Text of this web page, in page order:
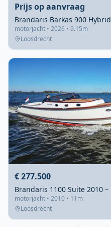
Prijs op aanvraag
Brandaris Barkas 900 Hybrid
motorjacht • 2026 • 9.15m
Loosdrecht
€ 277.500
motorjacht • 2010 • 11m
Loosdrecht